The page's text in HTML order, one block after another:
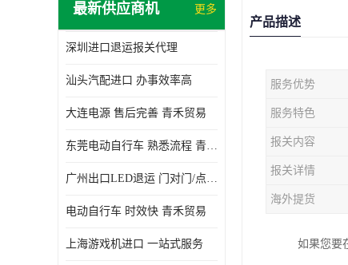
最新供应商机 更多
深圳进口退运报关代理
汕头汽配进口 办事效率高
大连电源 售后完善 青禾贸易
东莞电动自行车 熟悉流程 青禾贸易
广州出口LED退运 门对门/点对点
电动自行车 时效快 青禾贸易
上海游戏机进口 一站式服务
产品描述
服务优势
服务特色
报关内容
报关详情
海外提货
如果您要